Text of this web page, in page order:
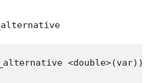
<double>(var)) {